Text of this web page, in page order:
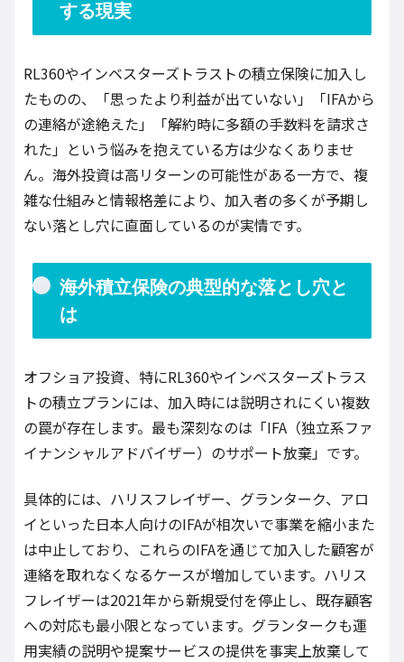
する現実
RL360やインベスターズトラストの積立保険に加入し
たものの、「思ったより利益が出ていない」「IFAから
の連絡が途絶えた」「解約時に多額の手数料を請求さ
れた」という悩みを抱えている方は少なくありませ
ん。海外投資は高リターンの可能性がある一方で、複
雑な仕組みと情報格差により、加入者の多くが予期し
ない落とし穴に直面しているのが実情です。
海外積立保険の典型的な落とし穴と
は
オフショア投資、特にRL360やインベスターズトラス
トの積立プランには、加入時には説明されにくい複数
の罠が存在します。最も深刻なのは「IFA（独立系ファ
イナンシャルアドバイザー）のサポート放棄」です。
具体的には、ハリスフレイザー、グランターク、アロ
イといった日本人向けのIFAが相次いで事業を縮小また
は中止しており、これらのIFAを通じて加入した顧客が
連絡を取れなくなるケースが増加しています。ハリス
フレイザーは2021年から新規受付を停止し、既存顧客
への対応も最小限となっています。グランタークも運
用実績の説明や提案サービスの提供を事実上放棄して